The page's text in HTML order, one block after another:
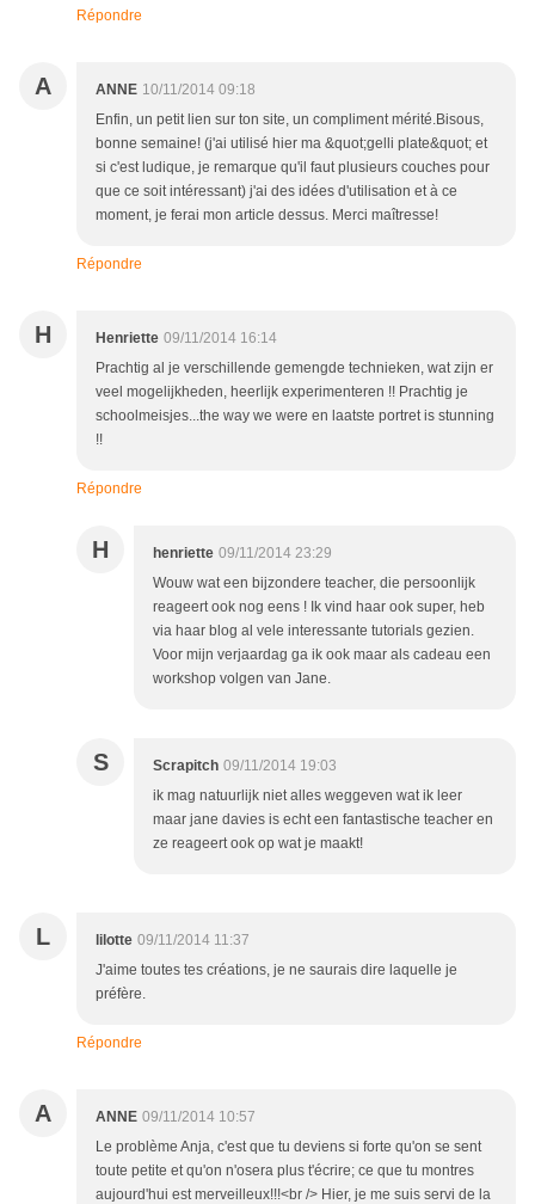
Répondre
A ANNE 10/11/2014 09:18
Enfin, un petit lien sur ton site, un compliment mérité.Bisous,
bonne semaine! (j'ai utilisé hier ma &quot;gelli plate&quot; et
si c'est ludique, je remarque qu'il faut plusieurs couches pour
que ce soit intéressant) j'ai des idées d'utilisation et à ce
moment, je ferai mon article dessus. Merci maîtresse!
Répondre
H Henriette 09/11/2014 16:14
Prachtig al je verschillende gemengde technieken, wat zijn er
veel mogelijkheden, heerlijk experimenteren !! Prachtig je
schoolmeisjes...the way we were en laatste portret is stunning
!!
Répondre
H henriette 09/11/2014 23:29
Wouw wat een bijzondere teacher, die persoonlijk
reageert ook nog eens ! Ik vind haar ook super, heb
via haar blog al vele interessante tutorials gezien.
Voor mijn verjaardag ga ik ook maar als cadeau een
workshop volgen van Jane.
S Scrapitch 09/11/2014 19:03
ik mag natuurlijk niet alles weggeven wat ik leer
maar jane davies is echt een fantastische teacher en
ze reageert ook op wat je maakt!
L lilotte 09/11/2014 11:37
J'aime toutes tes créations, je ne saurais dire laquelle je
préfère.
Répondre
A ANNE 09/11/2014 10:57
Le problème Anja, c'est que tu deviens si forte qu'on se sent
toute petite et qu'on n'osera plus t'écrire; ce que tu montres
aujourd'hui est merveilleux!!!<br /> Hier, je me suis servi de la